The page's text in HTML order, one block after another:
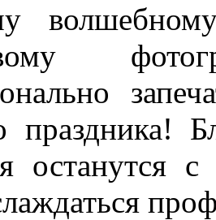
праздника!
останутся